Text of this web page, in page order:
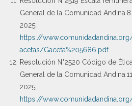
General de la Comunidad
2025.
https://
acetas/Gaceta%205686.pdf
Resolución N°2520 Código de
General de la Comunidad
2025.
https://